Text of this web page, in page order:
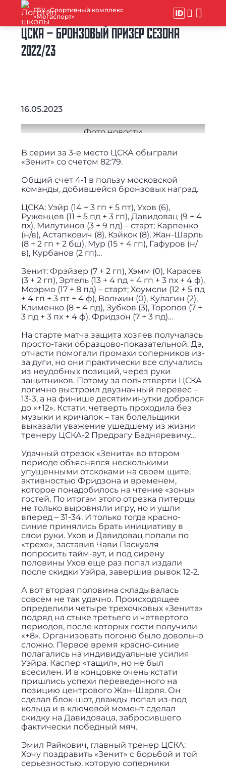
ГБУ «Спортивный комплекс
«Мегаспорт»
ЦСКА – БРОНЗОВЫЙ ПРИЗЕР СЕЗОНА
2022/23
16.05.2023
В серии за 3-е место ЦСКА обыграли
«Зенит» со счетом 82:79.
Общий счет 4-1 в пользу московской
команды, добившейся бронзовых наград.
ЦСКА: Уэйр (14 + 3 гп + 5 пт), Ухов (6),
Руженцев (11 + 5 пд + 3 гп), Давидовац (9 + 4
пх), Милутинов (3 + 9 пд) – старт; Карпенко
(н/в), Астапкович (8), Кэйкок (8), Жан-Шарль
(8 + 2 гп + 2 бш), Мур (15 + 4 гп), Гафуров (н/
в), Курбанов (2 гп)…
Зенит: Фрэйзер (7 + 2 гп), Хэмм (0), Карасев
(3 + 2 гп), Эртель (13 + 4 пд + 4 гп + 3 пх + 4 ф),
Моэрмо (17 + 8 пд) – старт; Хоумсли (12 + 5 пд
+ 4 гп + 3 пт + 4 ф), Вольхин (0), Кулагин (2),
Клименко (8 + 4 пд), Зубков (3), Торопов (7 +
3 пд + 3 пх + 4 ф), Фридзон (7 + 3 пд)…
На старте матча защита хозяев получалась
просто-таки образцово-показательной. Да,
отчасти помогали промахи соперников из-
за дуги, но они практически все случались
из неудобных позиций, через руки
защитников. Потому за полчетверти ЦСКА
логично выстроил двузначный перевес –
13-3, а на финише десятиминутки добрался
до «+12». Кстати, четверть проходила без
музыки и кричалок – так болельщики
выказали уважение ушедшему из жизни
тренеру ЦСКА-2 Предрагу Бадняревичу…
Удачный отрезок «Зенита» во втором
периоде объяснялся несколькими
упущенными отскоками на своем щите,
активностью Фридзона и временем,
которое понадобилось на чтение «зоны»
гостей. По итогам этого отрезка питерцы
не только выровняли игру, но и ушли
вперед – 31-34. И только тогда красно-
синие принялись брать инициативу в
свои руки. Ухов и Давидовац попали по
«трехе», заставив Чави Паскуаля
попросить тайм-аут, и под сирену
половины Ухов еще раз попал издали
после скидки Уэйра, завершив рывок 12-2.
А вот вторая половина складывалась
совсем не так удачно. Происходящее
определили четыре трехочковых «Зенита»
подряд на стыке третьего и четвертого
периодов, после которых гости получили
«+8». Организовать погоню было довольно
сложно. Первое время красно-синие
полагались на индивидуальные усилия
Уэйра. Каспер «тащил», но не был
всесилен. И в концовке очень кстати
пришлись успехи переведенного на
позицию центрового Жан-Шарля. Он
сделал блок-шот, дважды попал из-под
кольца и в ключевой момент сделал
скидку на Давидоваца, забросившего
фактически победный мяч.
Эмил Райкович, главный тренер ЦСКА:
Хочу поздравить «Зенит» с борьбой и той
серьезностью, которую соперники